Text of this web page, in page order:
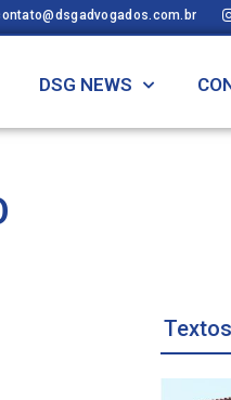
DSG NEWS